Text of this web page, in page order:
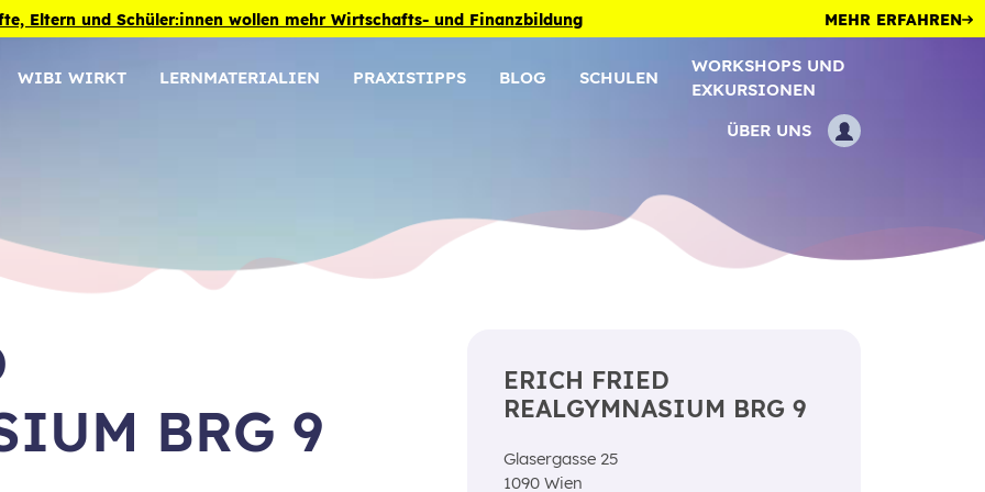
Eltern und Schüler:innen wollen mehr Wirtschafts- und Finanzbildung MEHR ERFAHREN
WIBI WIRKT LERNMATERIALIEN PRAXISTIPPS BLOG SCHULEN
WORKSHOPS UND
EXKURSIONEN
ÜBER UNS
BRG 9
ERICH FRIED
REALGYMNASIUM BRG 9
Glasergasse 25
1090 Wien